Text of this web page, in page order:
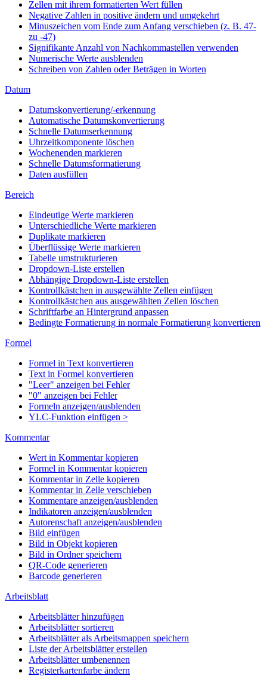
Zellen mit ihrem formatierten Wert füllen
Negative Zahlen in positive ändern und umgekehrt
Minuszeichen vom Ende zum Anfang verschieben (z. B. 47-
zu -47)
Signifikante Anzahl von Nachkommastellen verwenden
Numerische Werte ausblenden
Schreiben von Zahlen oder Beträgen in Worten
Datum
Datumskonvertierung/-erkennung
Automatische Datumskonvertierung
Schnelle Datumserkennung
Uhrzeitkomponente löschen
Wochenenden markieren
Schnelle Datumsformatierung
Daten ausfüllen
Bereich
Eindeutige Werte markieren
Unterschiedliche Werte markieren
Duplikate markieren
Überflüssige Werte markieren
Tabelle umstrukturieren
Dropdown-Liste erstellen
Abhängige Dropdown-Liste erstellen
Kontrollkästchen in ausgewählte Zellen einfügen
Kontrollkästchen aus ausgewählten Zellen löschen
Schriftfarbe an Hintergrund anpassen
Bedingte Formatierung in normale Formatierung konvertieren
Formel
Formel in Text konvertieren
Text in Formel konvertieren
"Leer" anzeigen bei Fehler
"0" anzeigen bei Fehler
Formeln anzeigen/ausblenden
YLC-Funktion einfügen >
Kommentar
Wert in Kommentar kopieren
Formel in Kommentar kopieren
Kommentar in Zelle kopieren
Kommentar in Zelle verschieben
Kommentare anzeigen/ausblenden
Indikatoren anzeigen/ausblenden
Autorenschaft anzeigen/ausblenden
Bild einfügen
Bild in Objekt kopieren
Bild in Ordner speichern
QR-Code generieren
Barcode generieren
Arbeitsblatt
Arbeitsblätter hinzufügen
Arbeitsblätter sortieren
Arbeitsblätter als Arbeitsmappen speichern
Liste der Arbeitsblätter erstellen
Arbeitsblätter umbenennen
Registerkartenfarbe ändern